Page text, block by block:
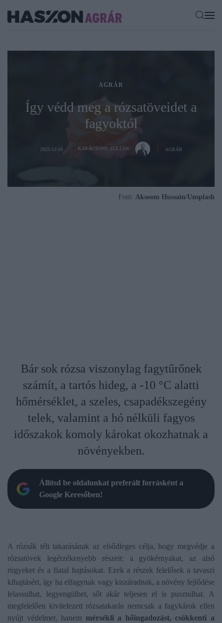
AGRÁR
Így védd meg a rózsatöveidet a
fagyoktól
2025-12-18 KARÁCSONY ZOLTÁN AGRÁR
Fotó: Aksoom Hussain/Unsplash
Bár sok rózsa viszonylag fagytűrőnek
számít, a tartós hideg, a -10 °C alatti
hőmérséklet, a szeles, csapadékszegény
telek, valamint a hó nélküli fagyos
időszakok komoly károkat okozhatnak a
növényekben.
Állítsd be oldalunkat preferált forrásként a
Google Keresőben!
A rózsák téli takarásának az elsődleges célja, hogy megvédje a
rózsatövek legérzékenyebb részeit: a gyökérnyakat, az alsó
rügyeket és a fiatal hajtásokat. Ezek a részek felelősek a tavaszi
kihajtásért, így ha elfagynak vagy kiszáradnak, a növény fejlődése
lelassulhat, legyengülhet, sőt akár teljesen el is pusztulhat. A
megfelelően kivitelezett rózsatakarás nemcsak a fagykárok ellen
nyújt védelmet, hanem mérsékli a hőingadozást, csökkenti a